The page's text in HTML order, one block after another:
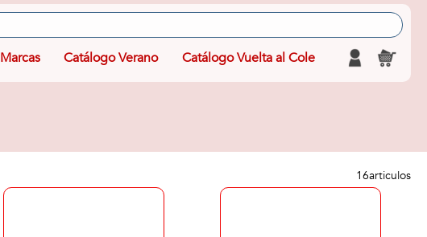
Marcas Catálogo Verano Catálogo Vuelta al Cole
16articulos